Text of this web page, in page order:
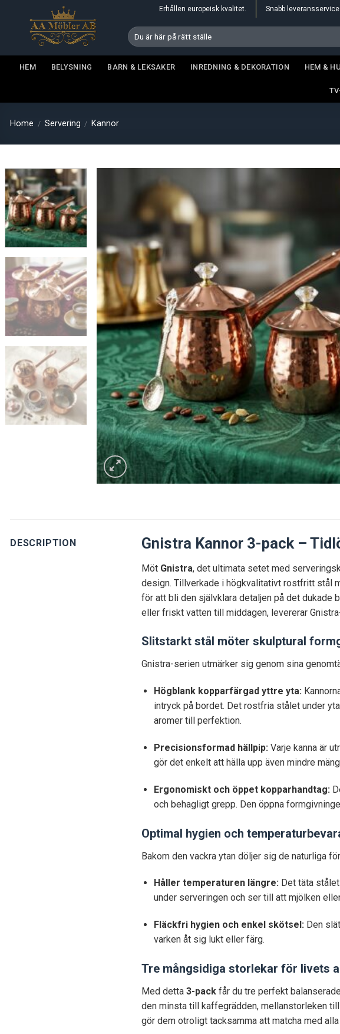
Erhållen europeisk kvalitet. Snabb leveransservice.
Search
for:
HEM BELYSNING BARN & LEKSAKER INREDNING & DEKORATION HEM &
Home / Servering / Kannor
DESCRIPTION Gnistra Kannor 3-pack –
Möt Gnistra, det ultimata setet med
design. Tillverkade i högkvalitativt rostfritt stål
för att bli den självklara detaljen på det dukade
eller friskt vatten till middagen, levererar
Slitstarkt stål möter skulptural
Gnistra-serien utmärker sig genom sina
Högblank kopparfärgad yttre yta:
intryck på bordet. Det rostfria stålet under
aromer till perfektion.
Precisionsformad hällpip: Varje kanna är
gör det enkelt att hälla upp även mindre
Ergonomiskt och öppet kopparhandtag:
och behagligt grepp. Den öppna
Optimal hygien och
Bakom den vackra ytan döljer sig de naturliga
Håller temperaturen längre: Det täta
under serveringen och ser till att mjölken
Fläckfri hygien och enkel skötsel: Den
varken åt sig lukt eller färg.
Tre mångsidiga storlekar för livets
Med detta3-pack får du tre perfekt
den minsta till kaffegrädden, mellanstorleken
gör dem otroligt tacksamma att matcha med